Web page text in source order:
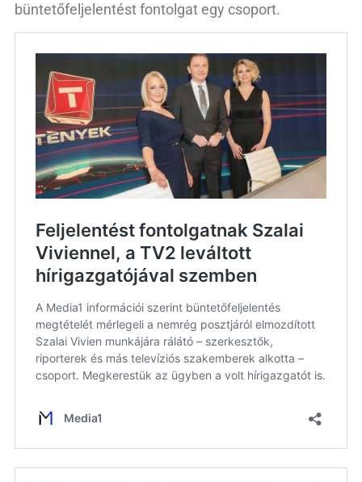
büntetőfeljelentést fontolgat egy csoport.